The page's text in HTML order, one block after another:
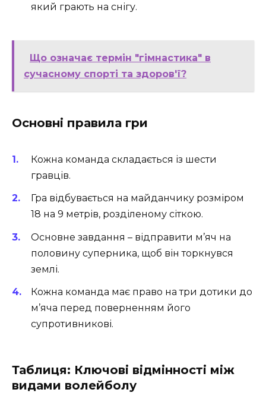
який грають на снігу.
Що означає термін "гімнастика" в
сучасному спорті та здоров'ї?
Основні правила гри
Кожна команда складається із шести
гравців.
Гра відбувається на майданчику розміром
18 на 9 метрів, розділеному сіткою.
Основне завдання – відправити м’яч на
половину суперника, щоб він торкнувся
землі.
Кожна команда має право на три дотики до
м’яча перед поверненням його
супротивникові.
Таблиця: Ключові відмінності між
видами волейболу